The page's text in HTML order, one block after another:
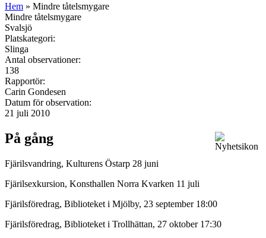
Hem » Mindre tåtelsmygare
Mindre tåtelsmygare
Svalsjö
Platskategori:
Slinga
Antal observationer:
138
Rapportör:
Carin Gondesen
Datum för observation:
21 juli 2010
På gång
Fjärilsvandring, Kulturens Östarp 28 juni
Fjärilsexkursion, Konsthallen Norra Kvarken 11 juli
Fjärilsföredrag, Biblioteket i Mjölby, 23 september 18:00
Fjärilsföredrag, Biblioteket i Trollhättan, 27 oktober 17:30